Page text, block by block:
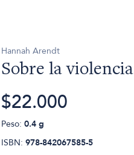
Hannah Arendt
Sobre la violencia
$22.000
Peso: 0.4 g
ISBN: 978-842067585-5